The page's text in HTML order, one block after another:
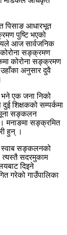
पिसाङ आधारभूत
पुष्टि भएको
आज सार्वजनिक
कोरोना सङ्क्रमण
कोरोना सङ्क्रमण
अनुसार दुवै
एक जना निको
शिक्षकको सम्पर्कमा
सङ्कलन
मनाङमा सङ्क्रमित
हुन् ।
स्वाब सङ्कलनको
त्यस्तै सदरमुकाम
दिइने
गरेको गाउँपालिका